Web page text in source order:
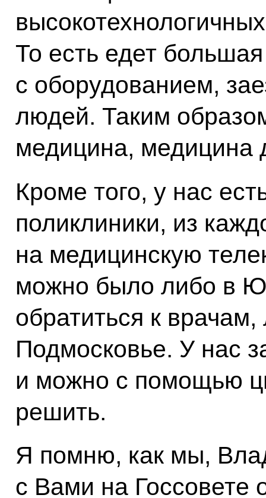
То есть едет
с оборудованием,
людей. Таким
медицина, медицина
Кроме того, у нас
поликлиники, из
на медицинскую
можно было либо в
обратиться к
Подмосковье. У нас
и можно с помощью
решить.
Я помню, как мы,
с Вами на Госсовете